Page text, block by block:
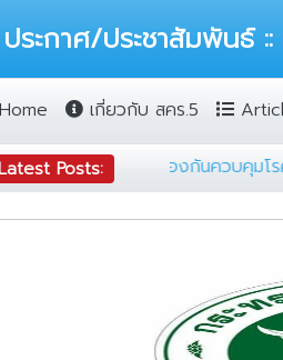
ประกาศ/ประชาสัมพันธ์
Home เกี่ยวกับ สคร.5
Posts:
ของข้อมูลครุภัณฑ์ สำนักงานป้องกัน